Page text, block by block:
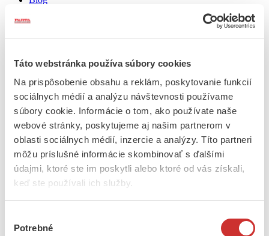
Táto webstránka používa súbory cookies
Na prispôsobenie obsahu a reklám, poskytovanie funkcií
sociálnych médií a analýzu návštevnosti používame
súbory cookie. Informácie o tom, ako používate naše
webové stránky, poskytujeme aj našim partnerom v
oblasti sociálnych médií, inzercie a analýzy. Títo partneri
môžu príslušné informácie skombinovať s ďalšími
údajmi, ktoré ste im poskytli alebo ktoré od vás získali,
keď ste používali ich služby.
súhlasu
Potrebné
Domov /Obchod/Muži/Doplnky/Kravaty/ Vyšívaná kravata
Vyšívaná kravata
50€
Farba
množstvo
Vyšívaná
kravata
Ďalšie informácie